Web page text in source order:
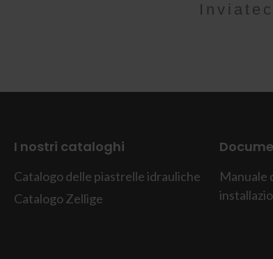
I nostri cataloghi
Catalogo delle piastrelle idrauliche
Catalogo Zellige
Manuale